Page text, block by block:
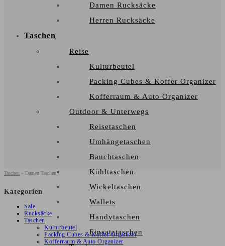
Damen Rucksäcke
Herren Rucksäcke
Taschen
Reise
Kulturbeutel
Packing Cubes & Koffer Organizer
Kofferraum & Auto Organizer
Outdoor & Unterwegs
Reisetaschen
Umhängetaschen
Bauchtaschen
Kühltaschen
Wickeltaschen
Wallets
Handytaschen
Einsatztaschen
Taschen » Damen Taschen
Kategorien
Sale
Rucksäcke
Taschen
Kulturbeutel
Packing Cubes & Koffer Organizer
Kofferraum & Auto Organizer